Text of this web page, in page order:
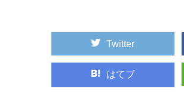
Twitter
はてブ